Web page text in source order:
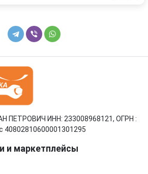
ПЕТРОВИЧ ИНН: 233008968121, ОГРН :
40802810600001301295
и маркетплейсы